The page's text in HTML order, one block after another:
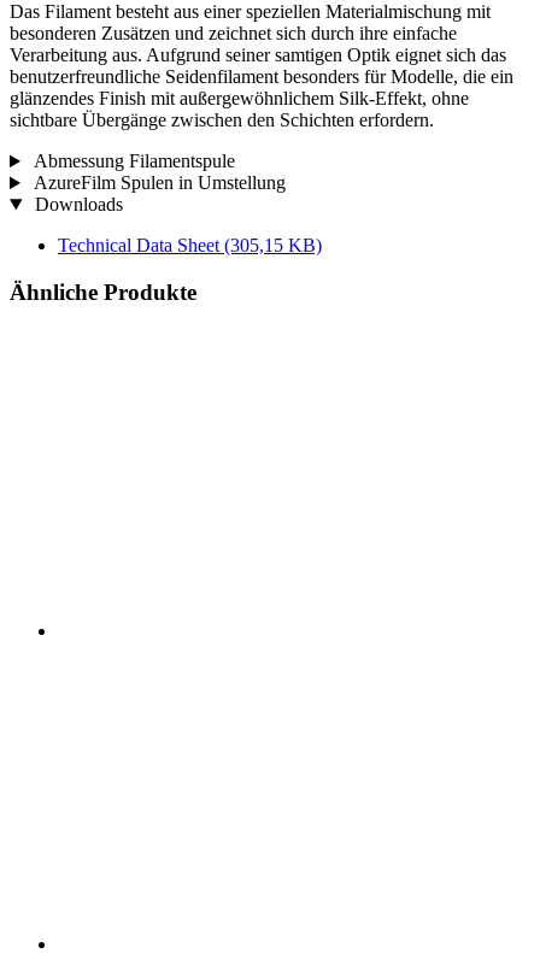
Das Filament besteht aus einer speziellen Materialmischung mit
besonderen Zusätzen und zeichnet sich durch ihre einfache
Verarbeitung aus. Aufgrund seiner samtigen Optik eignet sich das
benutzerfreundliche Seidenfilament besonders für Modelle, die ein
glänzendes Finish mit außergewöhnlichem Silk-Effekt, ohne
sichtbare Übergänge zwischen den Schichten erfordern.
Abmessung Filamentspule
AzureFilm Spulen in Umstellung
Downloads
Technical Data Sheet (305,15 KB)
Ähnliche Produkte